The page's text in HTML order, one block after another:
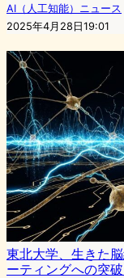
AI（人工知能）ニュース
2025年4月28日19:01
東北大学、生きた
ーティングへの突